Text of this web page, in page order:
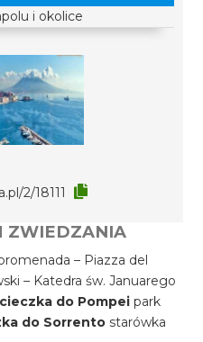
i okolice
2/18111
ZWIEDZANIA
– Piazza del
– Katedra św. Januarego
do Pompeipark
do Sorrento starówka